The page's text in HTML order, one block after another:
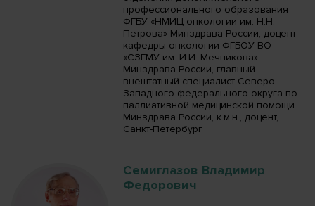
профессионального образования
ФГБУ «НМИЦ онкологии им. Н.Н.
Петрова» Минздрава России, доцент
кафедры онкологии ФГБОУ ВО
«СЗГМУ им. И.И. Мечникова»
Минздрава России, главный
внештатный специалист Северо-
Западного федерального округа по
паллиативной медицинской помощи
Минздрава России, к.м.н., доцент,
Санкт-Петербург
Семиглазов Владимир
Федорович